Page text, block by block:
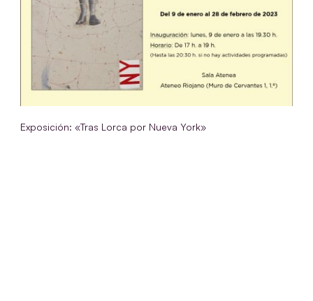
Exposición: «Tras Lorca por Nueva York»